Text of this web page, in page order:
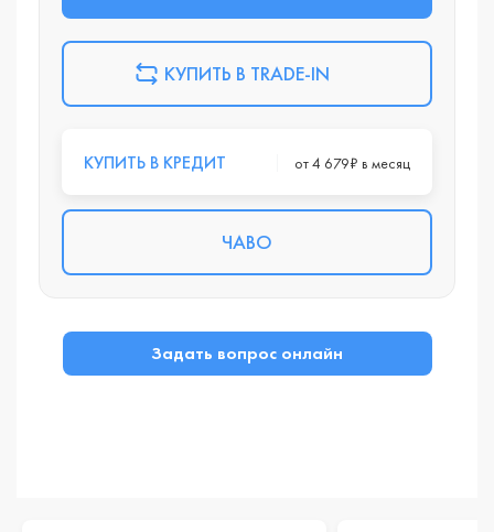
КУПИТЬ В TRADE-IN
КУПИТЬ В КРЕДИТ от 4 679₽ в месяц
ЧАВО
Задать вопрос онлайн